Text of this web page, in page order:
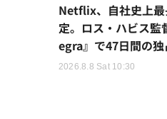
Netflix、自社史上最
定。ロス・ハビス
egra』で47日間の
2026.8.8 Sat 10:30